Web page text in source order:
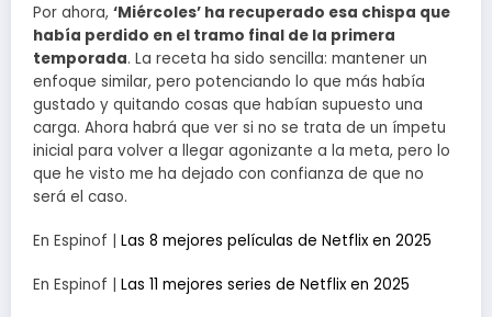
Por ahora, ‘Miércoles’ ha recuperado esa chispa que
había perdido en el tramo final de la primera
temporada. La receta ha sido sencilla: mantener un
enfoque similar, pero potenciando lo que más había
gustado y quitando cosas que habían supuesto una
carga. Ahora habrá que ver si no se trata de un ímpetu
inicial para volver a llegar agonizante a la meta, pero lo
que he visto me ha dejado con confianza de que no
será el caso.
En Espinof | Las 8 mejores películas de Netflix en 2025
En Espinof | Las 11 mejores series de Netflix en 2025